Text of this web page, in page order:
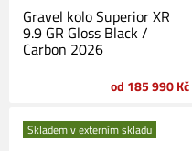
Gravel kolo Superior XR
9.9 GR Gloss Black /
Carbon 2026
od 185 990 Kč
Skladem v externím skladu